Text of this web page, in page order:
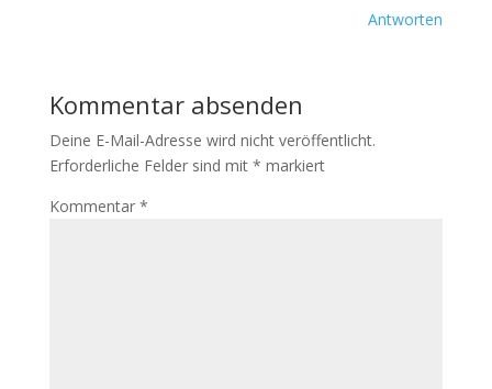
Antworten
Kommentar absenden
Deine E-Mail-Adresse wird nicht veröffentlicht.
Erforderliche Felder sind mit * markiert
Kommentar *